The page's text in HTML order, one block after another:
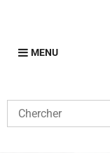
MENU